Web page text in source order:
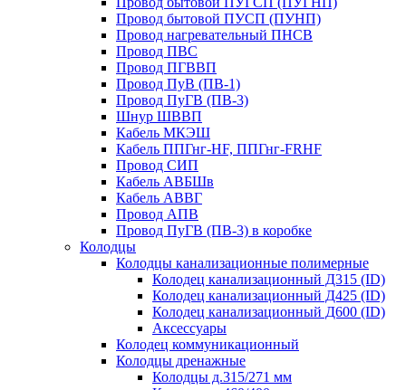
Провод бытовой ПУСП (ПУНП)
Провод нагревательный ПНСВ
Провод ПВС
Провод ПГВВП
Провод ПуВ (ПВ-1)
Провод ПуГВ (ПВ-3)
Шнур ШВВП
Кабель МКЭШ
Кабель ППГнг-HF, ППГнг-FRHF
Провод СИП
Кабель АВБШв
Кабель АВВГ
Провод АПВ
Провод ПуГВ (ПВ-3) в коробке
Колодцы
Колодцы канализационные полимерные
Колодец канализационный Д315 (ID)
Колодец канализационный Д425 (ID)
Колодец канализационный Д600 (ID)
Аксессуары
Колодец коммуникационный
Колодцы дренажные
Колодцы д.315/271 мм